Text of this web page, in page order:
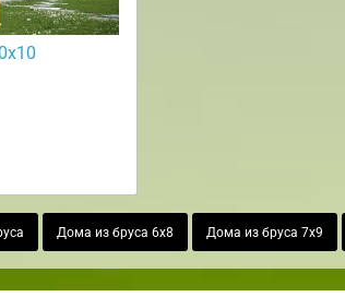
Дома из бруса 6х8 Дома из бруса 7х9